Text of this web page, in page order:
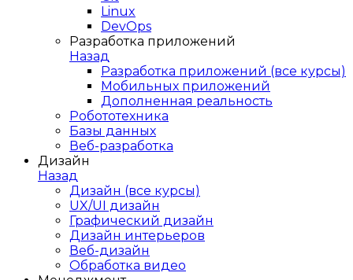
Linux
DevOps
Разработка приложений
Назад
Разработка приложений (все курсы)
Мобильных приложений
Дополненная реальность
Робототехника
Базы данных
Веб-разработка
Дизайн
Назад
Дизайн (все курсы)
UX/UI дизайн
Графический дизайн
Дизайн интерьеров
Веб-дизайн
Обработка видео